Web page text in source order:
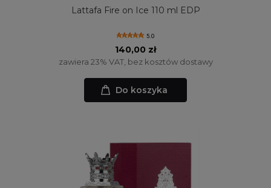
Lattafa Fire on Ice 110 ml EDP
5.0
140,00 zł
zawiera 23% VAT, bez kosztów dostawy
Do koszyka